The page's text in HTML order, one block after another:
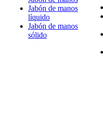
Jabón de manos
líquido
Jabón de manos
sólido